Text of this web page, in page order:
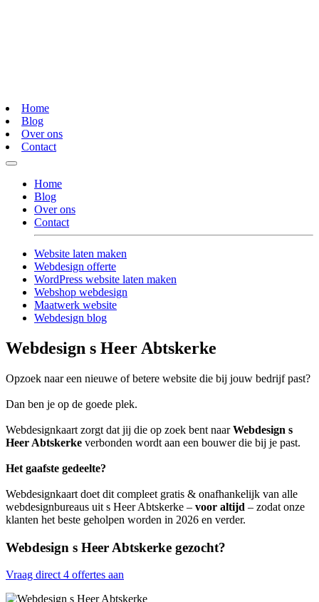
Home
Blog
Over ons
Contact
Home
Blog
Over ons
Contact
Website laten maken
Webdesign offerte
WordPress website laten maken
Webshop webdesign
Maatwerk website
Webdesign blog
Webdesign s Heer Abtskerke
Opzoek naar een nieuwe of betere website die bij jouw bedrijf past?
Dan ben je op de goede plek.
Webdesignkaart zorgt dat jij die op zoek bent naarWebdesign s
Heer Abtskerke verbonden wordt aan een bouwer die bij je past.
Het gaafste gedeelte?
Webdesignkaart doet dit compleet gratis & onafhankelijk van alle
webdesignbureaus uit s Heer Abtskerke – voor altijd – zodat onze
klanten het beste geholpen worden in 2026 en verder.
Webdesign s Heer Abtskerke gezocht?
Vraag direct 4 offertes aan